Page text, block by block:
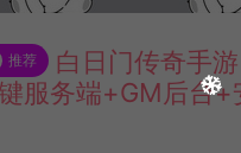
推荐
白日门传奇手
服务端+GM后台